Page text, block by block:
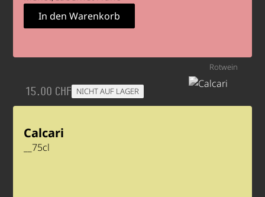
Rotwein
15.00 CHF NICHT AUF LAGER
Calcari
75cl